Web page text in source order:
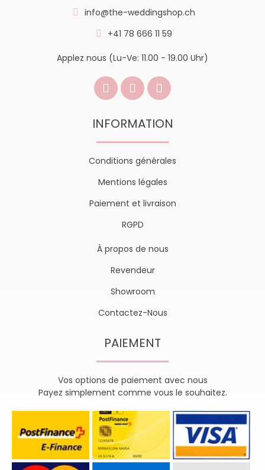
info@the-weddingshop.ch
+41 78 666 11 59
Applez nous (Lu-Ve: 11.00 - 19.00 Uhr)
INFORMATION
Conditions générales
Mentions légales
Paiement et livraison
RGPD
À propos de nous
Revendeur
Showroom
Contactez-Nous
PAIEMENT
Vos options de paiement avec nous
Payez simplement comme vous le souhaitez.